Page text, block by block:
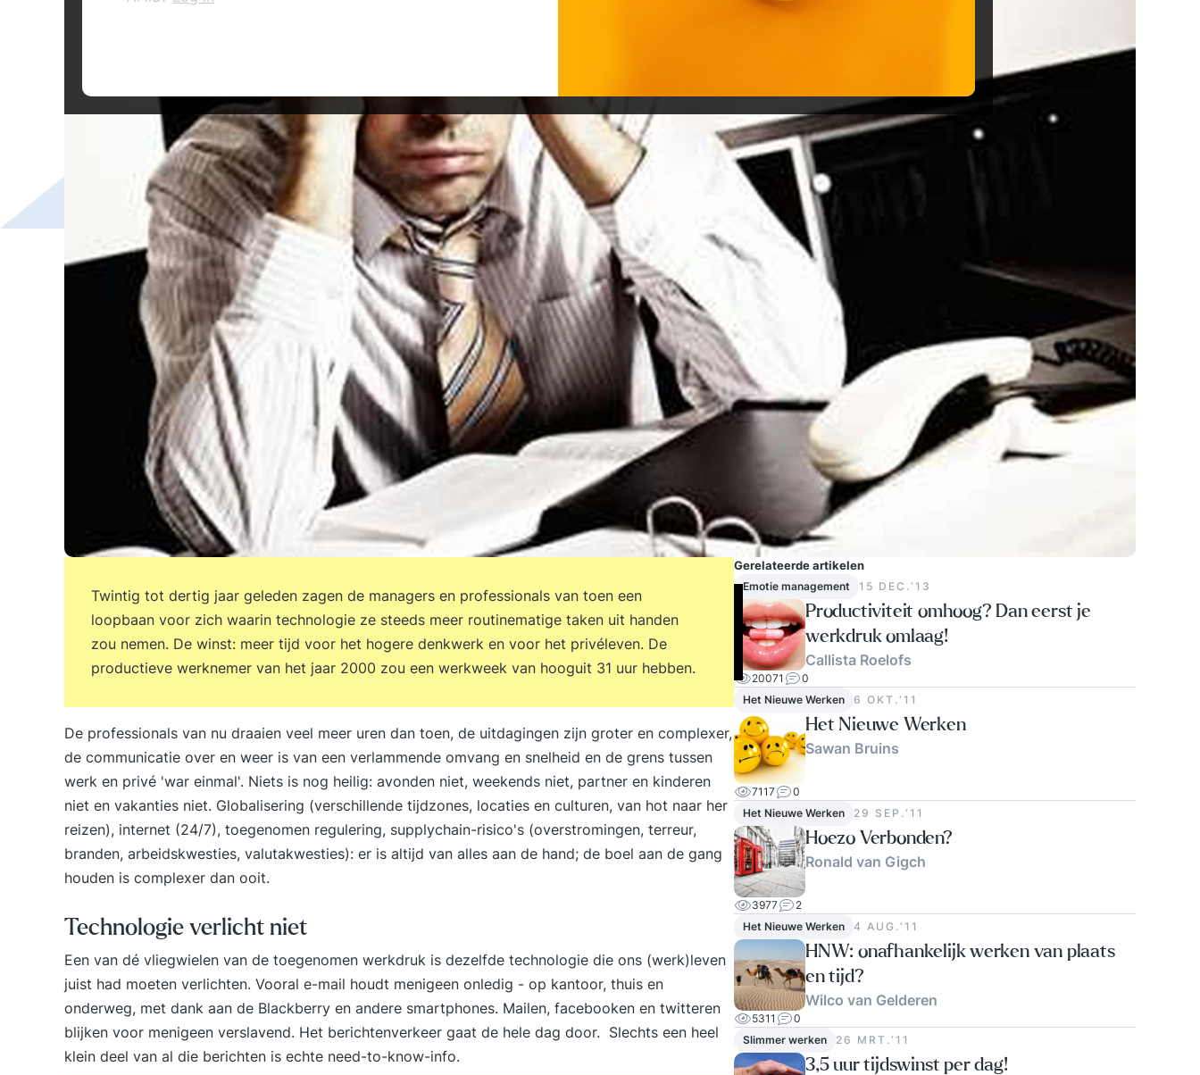
Twintig tot dertig jaar geleden zagen de managers en professionals van toen een
loopbaan voor zich waarin technologie ze steeds meer routinematige taken uit handen
zou nemen. De winst: meer tijd voor het hogere denkwerk en voor het privéleven. De
productieve werknemer van het jaar 2000 zou een werkweek van hooguit 31 uur hebben.
De professionals van nu draaien veel meer uren dan toen, de uitdagingen zijn groter en complexer,
de communicatie over en weer is van een verlammende omvang en snelheid en de grens tussen
werk en privé 'war einmal'. Niets is nog heilig: avonden niet, weekends niet, partner en kinderen
niet en vakanties niet. Globalisering (verschillende tijdzones, locaties en culturen, van hot naar her
reizen), internet (24/7), toegenomen regulering, supplychain-risico's (overstromingen, terreur,
branden, arbeidskwesties, valutakwesties): er is altijd van alles aan de hand; de boel aan de gang
houden is complexer dan ooit.
Technologie verlicht niet
Een van dé vliegwielen van de toegenomen werkdruk is dezelfde technologie die ons (werk)leven
juist had moeten verlichten. Vooral e-mail houdt menigeen onledig - op kantoor, thuis en
onderweg, met dank aan de Blackberry en andere smartphones. Mailen, facebooken en twitteren
blijken voor menigeen verslavend. Het berichtenverkeer gaat de hele dag door. Slechts een heel
klein deel van al die berichten is echte need-to-know-info.
Gerelateerde artikelen
Emotie management 15 DEC.‘13
Productiviteit omhoog? Dan eerst je
werkdruk omlaag!
Callista Roelofs
20071
0
Het Nieuwe Werken
6 OKT.‘11
Het Nieuwe Werken
Sawan Bruins
7117
0
Het Nieuwe Werken
29 SEP.‘11
Hoezo Verbonden?
Ronald van Gigch
3977
2
Het Nieuwe Werken
4 AUG.‘11
HNW: onafhankelijk werken van plaats
en tijd?
Wilco van Gelderen
5311
0
Slimmer werken
26 MRT.‘11
3,5 uur tijdswinst per dag!